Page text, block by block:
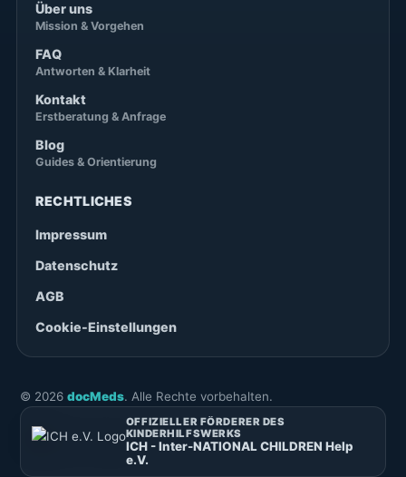
Über uns
Mission & Vorgehen
FAQ
Antworten & Klarheit
Kontakt
Erstberatung & Anfrage
Blog
Guides & Orientierung
RECHTLICHES
Impressum
Datenschutz
AGB
Cookie-Einstellungen
© 2026 docMeds. Alle Rechte vorbehalten.
OFFIZIELLER FÖRDERER DES
KINDERHILFSWERKS
ICH - Inter-NATIONAL CHILDREN Help
e.V.